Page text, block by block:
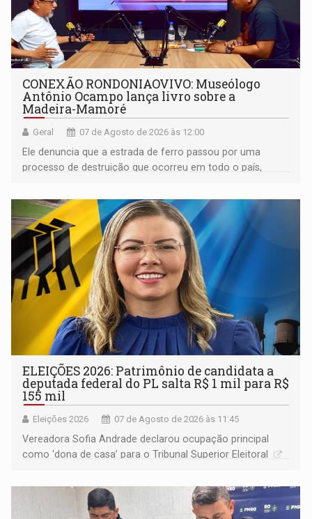
CONEXÃO RONDONIAOVIVO: Museólogo
Antônio Ocampo lança livro sobre a
Madeira-Mamoré
Geral 07 de Agosto de 2026 às 12:00
Ele denuncia que a estrada de ferro passou por uma
processo de destruição que ocorreu em todo o país,
ELEIÇÕES 2026: Patrimônio de candidata a
deputada federal do PL salta R$ 1 mil para R$
155 mil
Eleições 2026 07 de Agosto de 2026 às 11:45
Vereadora Sofia Andrade declarou ocupação principal
como ‘dona de casa’ para o Tribunal Superior Eleitoral